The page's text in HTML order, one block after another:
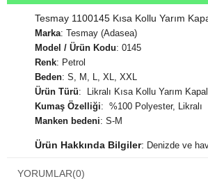
Tesmay 1100145 Kısa Kollu Yarım
Marka: Tesmay (Adasea)
Model / Ürün Kodu: 0145
Renk: Petrol
Beden: S, M, L, XL, XXL
Ürün Türü: Likralı Kısa Kollu Yarım
Kumaş Özelliği: %100 Polyester, Likralı
Manken bedeni: S-M
Ürün Hakkında Bilgiler: Denizde ve
tesettür mayo ürün paketinden tüm
YORUMLAR(0)